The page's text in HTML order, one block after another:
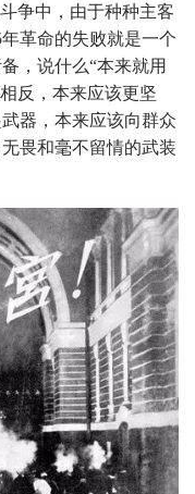
争中，由于种种主客
革命的失败就是一个
，说什么“本来就用
反，本来应该更坚
器，本来应该向群众
畏和毫不留情的武装